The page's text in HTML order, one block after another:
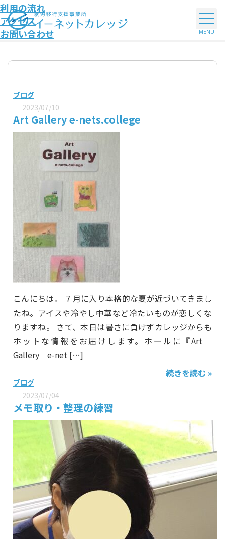
利用の流れ
アクセス
お問い合わせ
ブログ
2023/07/10
Art Gallery e-nets.college
こんにちは。 ７月に入り本格的な夏が近づいてきまし
たね。アイスや冷やし中華など冷たいものが恋しくな
りますね。 さて、本日は暑さに負けずカレッジからも
ホットな情報をお届けします。ホールに『Art
Gallery e-net […]
続きを読む »
ブログ
2023/07/04
メモ取り・整理の練習